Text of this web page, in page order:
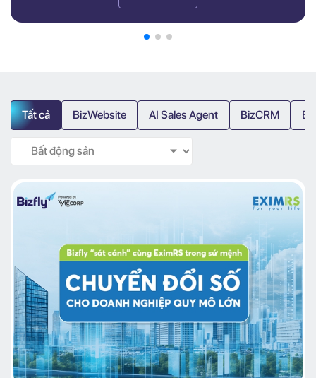
Tất cả BizWebsite AI Sales Agent BizCRM